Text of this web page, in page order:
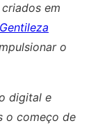
em
Gentileza
o
digital e
o começo de